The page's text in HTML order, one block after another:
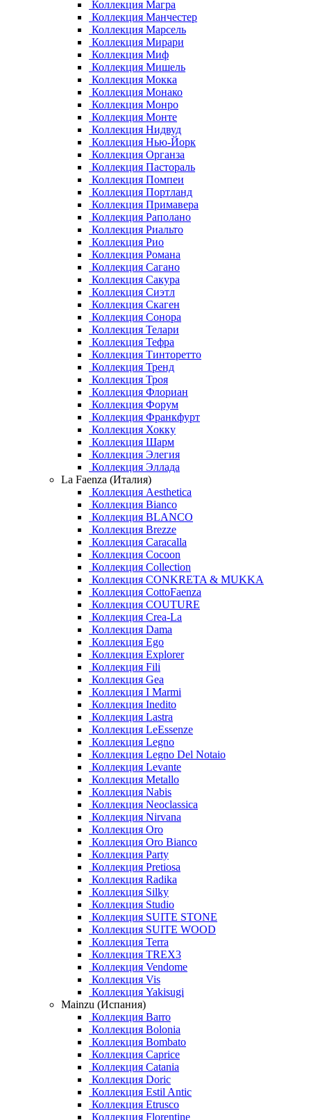
Коллекция Магра
Коллекция Манчестер
Коллекция Марсель
Коллекция Мирари
Коллекция Миф
Коллекция Мишель
Коллекция Мокка
Коллекция Монако
Коллекция Монро
Коллекция Монте
Коллекция Нидвуд
Коллекция Нью-Йорк
Коллекция Органза
Коллекция Пастораль
Коллекция Помпеи
Коллекция Портланд
Коллекция Примавера
Коллекция Раполано
Коллекция Риальто
Коллекция Рио
Коллекция Романа
Коллекция Сагано
Коллекция Сакура
Коллекция Сиэтл
Коллекция Скаген
Коллекция Сонора
Коллекция Телари
Коллекция Тефра
Коллекция Тинторетто
Коллекция Тренд
Коллекция Троя
Коллекция Флориан
Коллекция Форум
Коллекция Франкфурт
Коллекция Хокку
Коллекция Шарм
Коллекция Элегия
Коллекция Эллада
La Faenza (Италия)
Коллекция Aesthetica
Коллекция Bianco
Коллекция BLANCO
Коллекция Brezze
Коллекция Caracalla
Коллекция Cocoon
Коллекция Collection
Коллекция CONKRETA & MUKKA
Коллекция CottoFaenza
Коллекция COUTURE
Коллекция Crea-La
Коллекция Dama
Коллекция Ego
Коллекция Explorer
Коллекция Fili
Коллекция Gea
Коллекция I Marmi
Коллекция Inedito
Коллекция Lastra
Коллекция LeEssenze
Коллекция Legno
Коллекция Legno Del Notaio
Коллекция Levante
Коллекция Metallo
Коллекция Nabis
Коллекция Neoclassica
Коллекция Nirvana
Коллекция Oro
Коллекция Oro Bianco
Коллекция Party
Коллекция Pretiosa
Коллекция Radika
Коллекция Silky
Коллекция Studio
Коллекция SUITE STONE
Коллекция SUITE WOOD
Коллекция Terra
Коллекция TREX3
Коллекция Vendome
Коллекция Vis
Коллекция Yakisugi
Mainzu (Испания)
Коллекция Barro
Коллекция Bolonia
Коллекция Bombato
Коллекция Caprice
Коллекция Catania
Коллекция Doric
Коллекция Estil Antic
Коллекция Etrusco
Коллекция Florentine